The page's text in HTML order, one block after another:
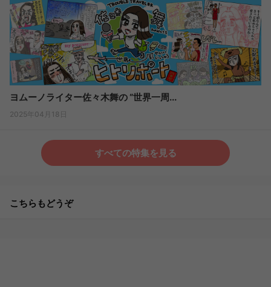
ヨムーノライター佐々木舞の “世界一周...
2025年04月18日
すべての特集を見る
こちらもどうぞ